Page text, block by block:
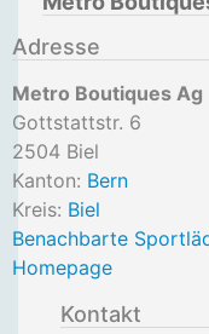
Adresse
Metro Boutiques Ag
Gottstattstr. 6
2504 Biel
Kanton: Bern
Kreis: Biel
Benachbarte
Homepage
Kontakt